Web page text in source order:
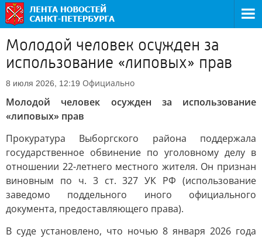
Молодой человек осужден за
использование «липовых» прав
8 июля 2026, 12:19 Официально
Молодой человек осужден за использование
«липовых» прав
Прокуратура Выборгского района поддержала
государственное обвинение по уголовному делу в
отношении 22-летнего местного жителя. Он признан
виновным по ч. 3 ст. 327 УК РФ (использование
заведомо поддельного иного официального
документа, предоставляющего права).
В суде установлено, что ночью 8 января 2026 года